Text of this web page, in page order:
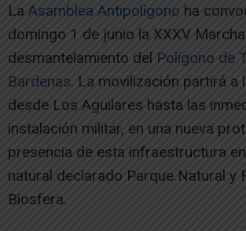
La Asamblea Antipolígono ha
domingo 1 de junio la XXXV
desmantelamiento del Polígono de
Bardenas. La movilización partirá a
desde Los Aguilares hasta las
instalación militar, en una nueva
presencia de esta infraestructura
natural declarado Parque Natural y
Biosfera.